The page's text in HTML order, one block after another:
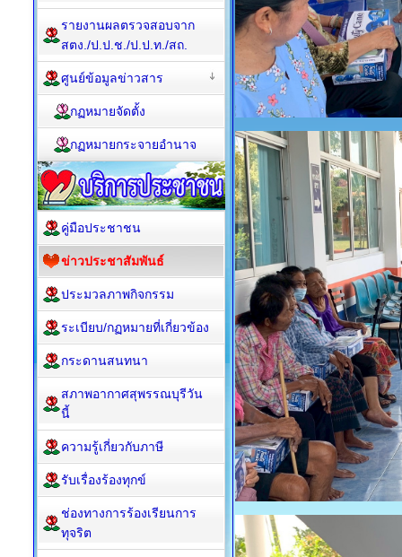
รายงานผลตรวจสอบจาก
สตง./ป.ป.ช./ป.ป.ท./สถ.
ศูนย์ข้อมูลข่าวสาร
กฏหมายจัดตั้ง
กฏหมายกระจายอำนาจ
คู่มือประชาชน
ข่าวประชาสัมพันธ์
ประมวลภาพกิจกรรม
ระเบียบ/กฏหมายที่เกี่ยวข้อง
กระดานสนทนา
สภาพอากาศสุพรรณบุรีวัน
นี้
ความรู้เกี่ยวกับภาษี
รับเรื่องร้องทุกข์
ช่องทางการร้องเรียนการ
ทุจริต